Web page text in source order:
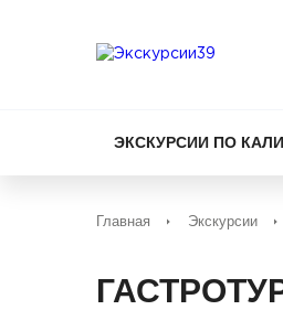
ЭКСКУРСИИ ПО
Главная Экскурсии